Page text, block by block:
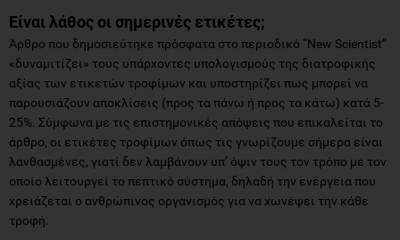
Είναι λάθος οι σημερινές ετικέτες;
Άρθρο που δημοσιεύτηκε πρόσφατα στο περιοδικό “New Scientist”
«δυναμιτίζει» τους υπάρχοντες υπολογισμούς της διατροφικής
αξίας των ετικετών τροφίμων και υποστηρίζει πως μπορεί να
παρουσιάζουν αποκλίσεις (προς τα πάνω ή προς τα κάτω) κατά 5-
25%. Σύμφωνα με τις επιστημονικές απόψεις που επικαλείται το
άρθρο, οι ετικέτες τροφίμων όπως τις γνωρίζουμε σήμερα είναι
λανθασμένες, γιατί δεν λαμβάνουν υπ’ όψιν τους τον τρόπο με τον
οποίο λειτουργεί το πεπτικό σύστημα, δηλαδή την ενέργεια που
χρειάζεται ο ανθρώπινος οργανισμός για να χωνέψει την κάθε
τροφή.